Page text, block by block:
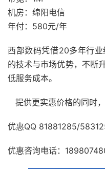
机房：绵阳电信
年付：580元/年
西部数码凭借20多年行
的技术与市场优势，不断
低服务成本。
提供更实惠价格的同时
优惠QQ 81881285/
优惠咨询电话：